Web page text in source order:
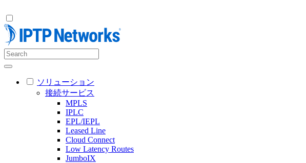
ソリューション
接続サービス
MPLS
IPLC
EPL/IEPL
Leased Line
Cloud Connect
Low Latency Routes
JumboIX